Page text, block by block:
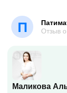
П
Отзыв
Маликова